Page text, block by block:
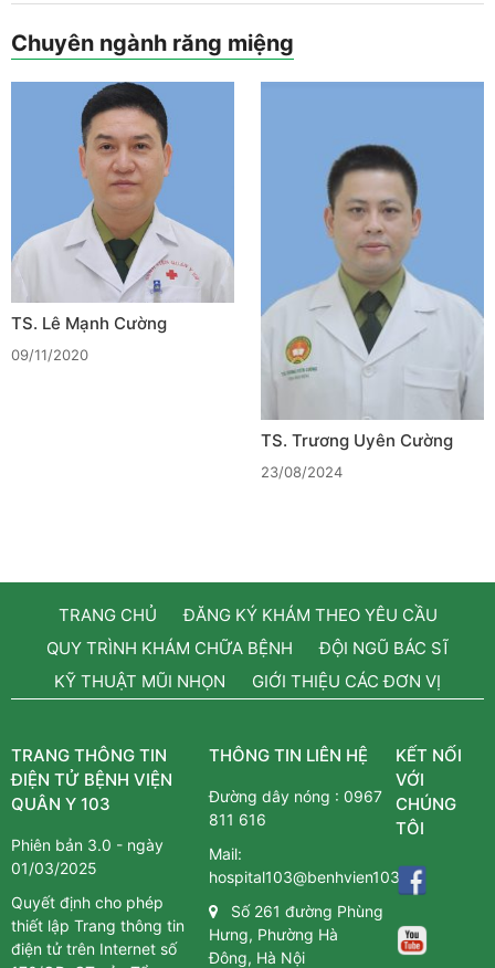
Chuyên ngành răng miệng
TS. Lê Mạnh Cường
09/11/2020
TS. Trương Uyên Cường
23/08/2024
TRANG CHỦ
ĐĂNG KÝ KHÁM THEO YÊU CẦU
QUY TRÌNH KHÁM CHỮA BỆNH
ĐỘI NGŨ BÁC SĨ
KỸ THUẬT MŨI NHỌN
GIỚI THIỆU CÁC ĐƠN VỊ
TRANG THÔNG TIN
ĐIỆN TỬ BỆNH VIỆN
QUÂN Y 103
Phiên bản 3.0 - ngày
01/03/2025
Quyết định cho phép
thiết lập Trang thông tin
điện tử trên Internet số
THÔNG TIN LIÊN HỆ
Đường dây nóng :0967
811 616
Mail:
hospital103@benhvien103.vn
Số 261 đường Phùng
Hưng, Phường Hà
Đông, Hà Nội
KẾT NỐI
VỚI
CHÚNG
TÔI